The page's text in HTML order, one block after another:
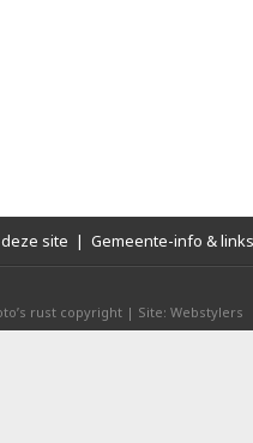
site | Gemeente-info & links
rust copyright | Site: Webstylers